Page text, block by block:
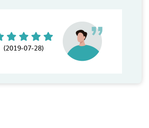
(2019-07-28)